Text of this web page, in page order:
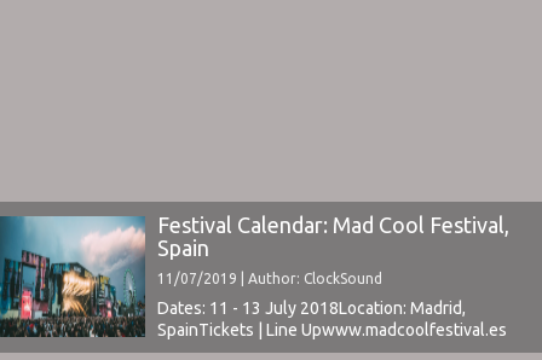
Festival Calendar: Mad Cool Festival,
Spain
11/07/2019 | Author: ClockSound
Dates: 11 - 13 July 2018Location: Madrid,
SpainTickets | Line Upwww.madcoolfestival.es ⁪